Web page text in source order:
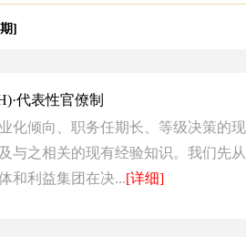
]
代表性官僚制
化倾向、职务任期长、等级决策的
与之相关的现有经验知识。我们先
和利益集团在决...[详细]